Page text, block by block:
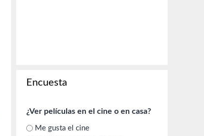
Encuesta
¿Ver películas en el cine o en casa?
Me gusta el cine